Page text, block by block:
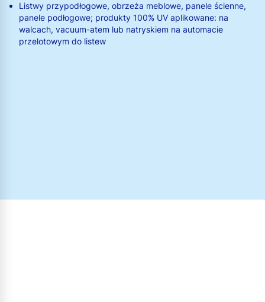
Listwy przypodłogowe, obrzeża meblowe, panele ścienne,
panele podłogowe; produkty 100% UV aplikowane: na
walcach, vacuum-atem lub natryskiem na automacie
przelotowym do listew